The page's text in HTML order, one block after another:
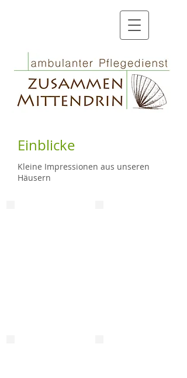
Einblicke
Kleine Impressionen aus unseren
Häusern